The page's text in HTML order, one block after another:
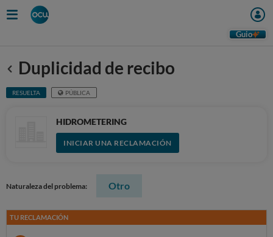
Guio
Anterior
Duplicidad de recibo
RESUELTA PÚBLICA
HIDROMETERING
INICIAR UNA RECLAMACIÓN
Naturaleza del problema: Otro
TU RECLAMACIÓN